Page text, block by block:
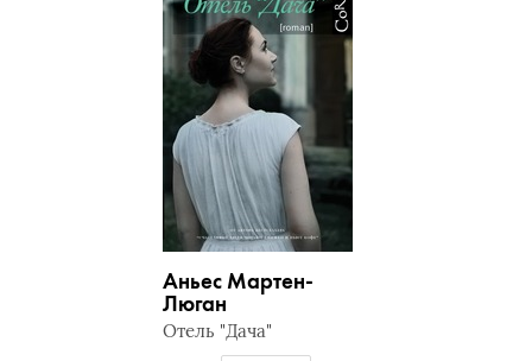
Аньес Мартен-
Люган
Отель "Дача"